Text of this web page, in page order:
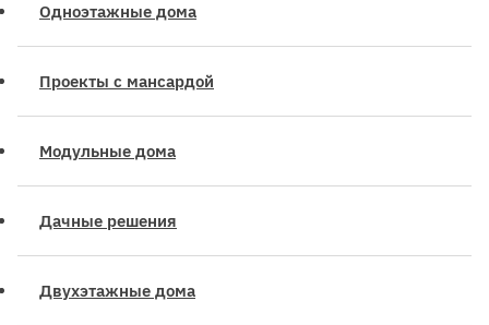
Одноэтажные дома
Проекты с мансардой
Модульные дома
Дачные решения
Двухэтажные дома